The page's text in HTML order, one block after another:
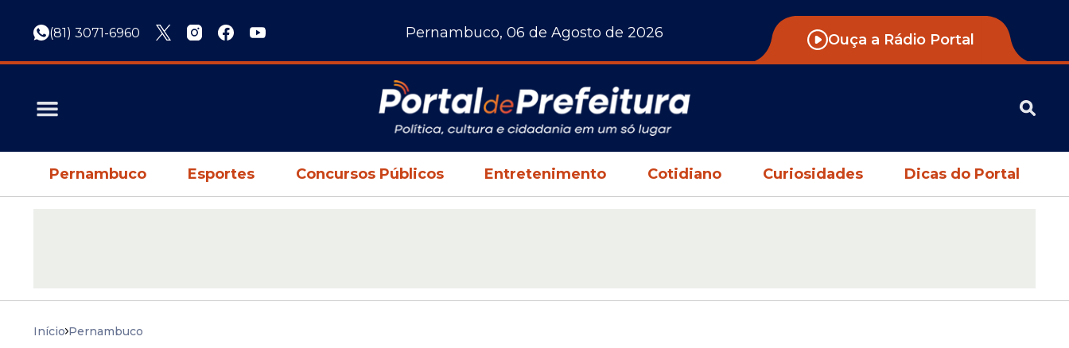
(81) 3071-6960 Pernambuco, 06 de Agosto de 2026 Ouça a Rádio Portal
Pernambuco Esportes Concursos Públicos Entretenimento Cotidiano Curiosidades Dicas do Portal
Início Pernambuco